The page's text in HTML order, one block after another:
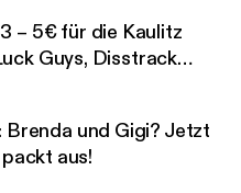
– 5€ für die Kaulitz
Guys, Disstrack
noch mehr
Brenda und Gigi? Jetzt
aus!